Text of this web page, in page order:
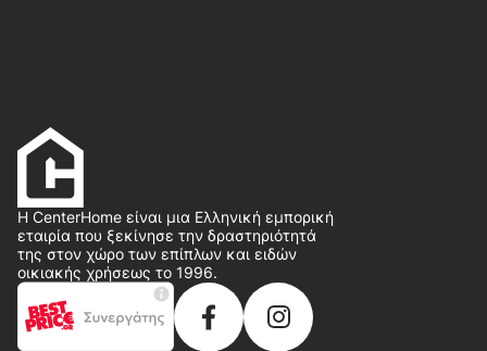
Η CenterHome είναι μια Ελληνική εμπορική
εταιρία που ξεκίνησε την δραστηριότητά
της στον χώρο των επίπλων και ειδών
οικιακής χρήσεως το 1996.